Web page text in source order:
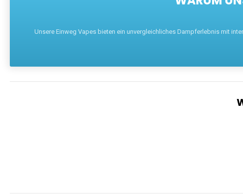
Unsere Einweg Vapes bieten ein unvergleichliches Dampferlebnis mit